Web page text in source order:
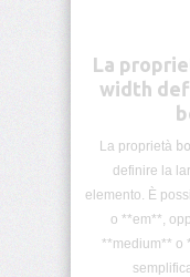
Selettori
Pseudo-
elementi
La
width
La proprietà
definire la
elemento. È
o **em**,
**medium** o